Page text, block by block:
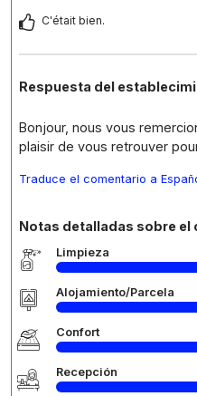
C'était bien.
Respuesta del
Bonjour, nous vous
plaisir de vous retrouver
Traduce el comentario a
Notas detalladas sobre el
Limpieza
Alojamiento/Parcela
Confort
Recepción